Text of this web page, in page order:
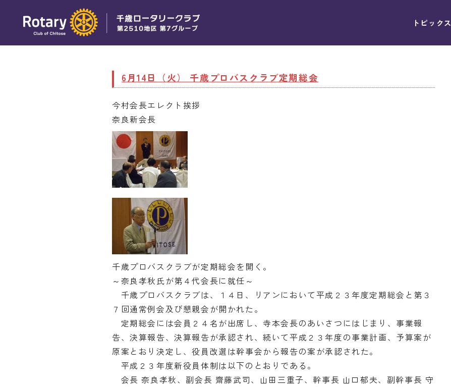
トピックス
6月14日（火） 千歳プロバスクラブ定期総会
今村会長エレクト挨拶
奈良新会長
千歳プロバスクラブが定期総会を開く。
～奈良孝秋氏が第４代会長に就任～
千歳プロバスクラブは、１４日、リアンにおいて平成２３年度定期総会と第３
７回通常例会及び懇親会が開かれた。
定期総会には会員２４名が出席し、寺本会長のあいさつにはじまり、事業報
告、決算報告、決算報告が承認され、続いて平成２３年度の事業計画、予算案が
原案とおり決定し、役員改選は幹事会から報告の案が承認された。
平成２３年度新役員体制は以下のとおりである。
会長 奈良孝秋、副会長 齋藤武司、山田三重子、幹事長 山口郁夫、副幹事長 守